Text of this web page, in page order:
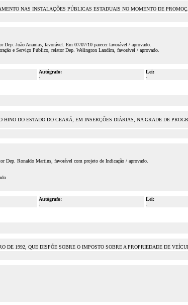
NAS INSTALAÇÕES PÚBLICAS ESTADUAIS NO MOMENTO DE
João Ananias, favorável. Em 07/07/10 parecer favorável / aprovado.
e Serviço Público, relator Dep. Welington Landim, favorável / aprovado.
Autógrafo:
-
Lei:
-
DO ESTADO DO CEARÁ, EM INSERÇÕES DIÁRIAS, NA GRADE DE
Ronaldo Martins, favorável com projeto de Indicação / aprovado.
Autógrafo:
-
Lei:
-
DE 1992, QUE DISPÕE SOBRE O IMPOSTO SOBRE A PROPRIEDADE DE